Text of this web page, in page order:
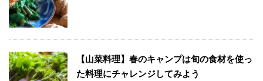
【山菜料理】春のキャンプは旬の食材を使っ
た料理にチャレンジしてみよう